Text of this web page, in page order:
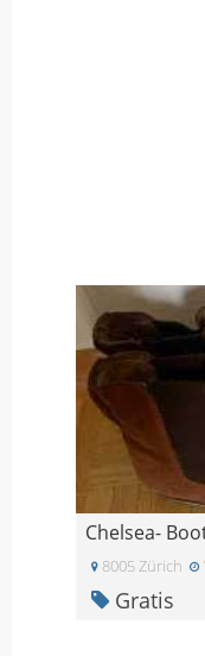
Chelsea-
8005 Zürich
Gratis